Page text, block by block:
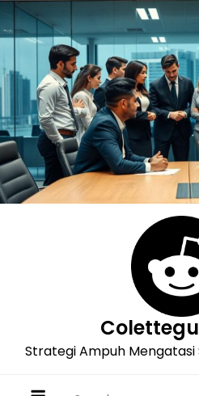
Skip
to
Strategi Ampuh Mengatasi